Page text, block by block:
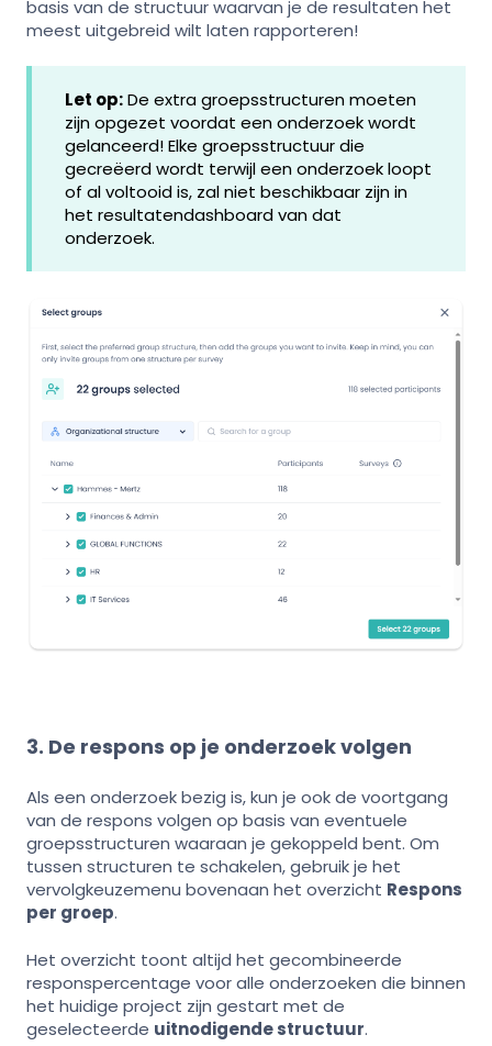
basis van de structuur waarvan je de resultaten het
meest uitgebreid wilt laten rapporteren!
Let op:De extra groepsstructuren moeten
zijn opgezet voordat een onderzoek wordt
gelanceerd! Elke groepsstructuur die
gecreëerd wordt terwijl een onderzoek loopt
of al voltooid is, zal niet beschikbaar zijn in
het resultatendashboard van dat
onderzoek.
3. De respons op je onderzoek volgen
Als een onderzoek bezig is, kun je ook de voortgang
van de respons volgen op basis van eventuele
groepsstructuren waaraan je gekoppeld bent. Om
tussen structuren te schakelen, gebruik je het
vervolgkeuzemenu bovenaan het overzicht Respons
per groep.
Het overzicht toont altijd het gecombineerde
responspercentage voor alle onderzoeken die binnen
het huidige project zijn gestart met de
geselecteerde uitnodigende structuur.